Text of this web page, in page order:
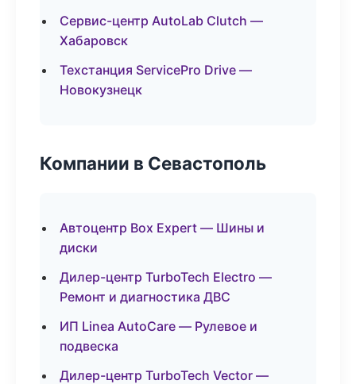
Сервис-центр AutoLab Clutch —
Хабаровск
Техстанция ServicePro Drive —
Новокузнецк
Компании в Севастополь
Автоцентр Box Expert — Шины и
диски
Дилер-центр TurboTech Electro —
Ремонт и диагностика ДВС
ИП Linea AutoCare — Рулевое и
подвеска
Дилер-центр TurboTech Vector —